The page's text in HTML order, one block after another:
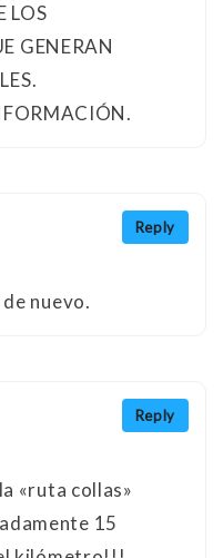
LOS
GENERAN
Reply
nuevo.
Reply
«ruta collas»
15